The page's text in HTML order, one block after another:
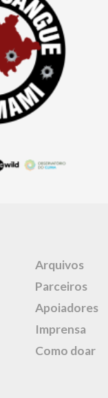
Arquivos
Parceiros
Apoiadores
Imprensa
Como doar